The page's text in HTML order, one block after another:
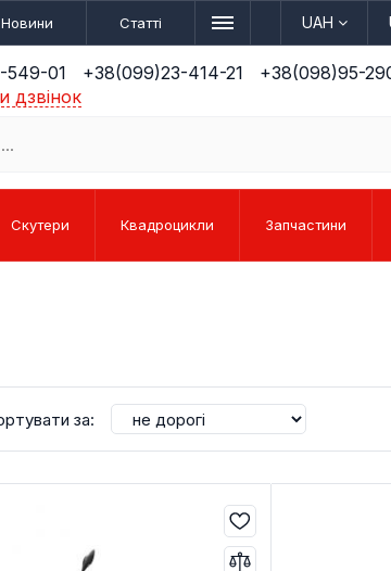
Новини Статті UAH
549-01 +38(099)23-414-21
+38(098)95-
дзвінок
КВАДРОЦИКЛИ
ПІТБАЙКИ
Скутери
ЕЛЕКТРОТРАЙКИ
(ТРИКОЛІСНІ)
Квадроцикли Запчастини
за: